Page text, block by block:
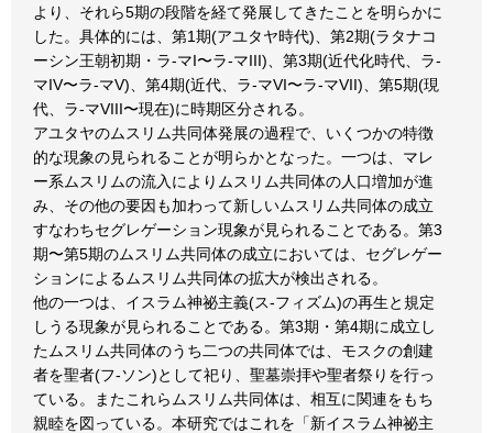
より、それら5期の段階を経て発展してきたことを明らかに
した。具体的には、第1期(アユタヤ時代)、第2期(ラタナコ
ーシン王朝初期・ラ-マI〜ラ-マIII)、第3期(近代化時代、ラ-
マIV〜ラ-マV)、第4期(近代、ラ-マVI〜ラ-マVII)、第5期(現
代、ラ-マVIII〜現在)に時期区分される。
アユタヤのムスリム共同体発展の過程で、いくつかの特徴
的な現象の見られることが明らかとなった。一つは、マレ
ー系ムスリムの流入によりムスリム共同体の人口増加が進
み、その他の要因も加わって新しいムスリム共同体の成立
すなわちセグレゲーション現象が見られることである。第3
期〜第5期のムスリム共同体の成立においては、セグレゲー
ションによるムスリム共同体の拡大が検出される。
他の一つは、イスラム神祕主義(ス-フィズム)の再生と規定
しうる現象が見られることである。第3期・第4期に成立し
たムスリム共同体のうち二つの共同体では、モスクの創建
者を聖者(フ-ソン)として祀り、聖墓崇拝や聖者祭りを行っ
ている。またこれらムスリム共同体は、相互に関連をもち
親睦を図っている。本研究ではこれを「新イスラム神祕主